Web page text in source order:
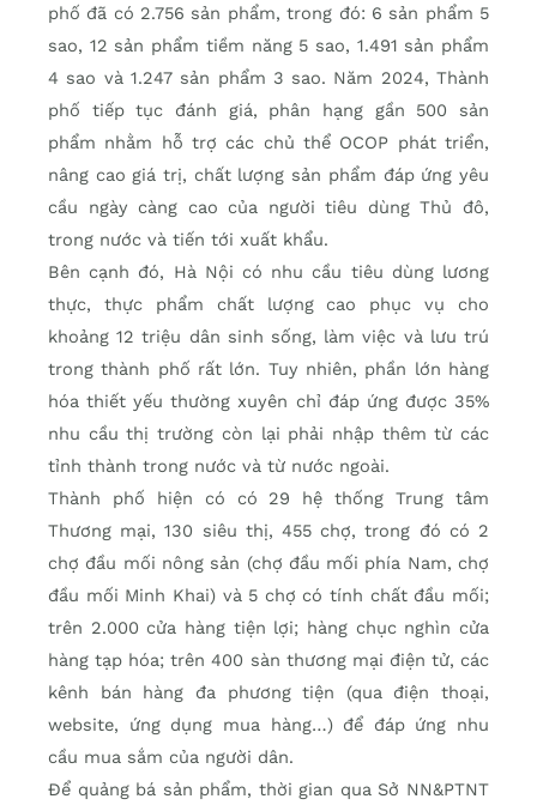
phố đã có 2.756 sản phẩm, trong đó: 6 sản phẩm 5
sao, 12 sản phẩm tiềm năng 5 sao, 1.491 sản phẩm
4 sao và 1.247 sản phẩm 3 sao. Năm 2024, Thành
phố tiếp tục đánh giá, phân hạng gần 500 sản
phẩm nhằm hỗ trợ các chủ thể OCOP phát triển,
nâng cao giá trị, chất lượng sản phẩm đáp ứng yêu
cầu ngày càng cao của người tiêu dùng Thủ đô,
trong nước và tiến tới xuất khẩu.
Bên cạnh đó, Hà Nội có nhu cầu tiêu dùng lương
thực, thực phẩm chất lượng cao phục vụ cho
khoảng 12 triệu dân sinh sống, làm việc và lưu trú
trong thành phố rất lớn. Tuy nhiên, phần lớn hàng
hóa thiết yếu thường xuyên chỉ đáp ứng được 35%
nhu cầu thị trường còn lại phải nhập thêm từ các
tỉnh thành trong nước và từ nước ngoài.
Thành phố hiện có có 29 hệ thống Trung tâm
Thương mại, 130 siêu thị, 455 chợ, trong đó có 2
chợ đầu mối nông sản (chợ đầu mối phía Nam, chợ
đầu mối Minh Khai) và 5 chợ có tính chất đầu mối;
trên 2.000 cửa hàng tiện lợi; hàng chục nghìn cửa
hàng tạp hóa; trên 400 sàn thương mại điện tử, các
kênh bán hàng đa phương tiện (qua điện thoại,
website, ứng dụng mua hàng…) để đáp ứng nhu
cầu mua sắm của người dân.
Để quảng bá sản phẩm, thời gian qua Sở NN&PTNT